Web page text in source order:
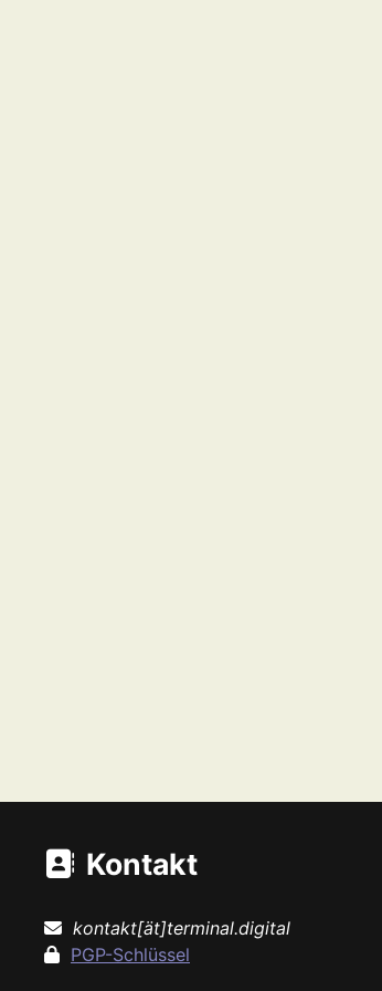
Kontakt
kontakt[ät]terminal.digital
PGP-Schlüssel